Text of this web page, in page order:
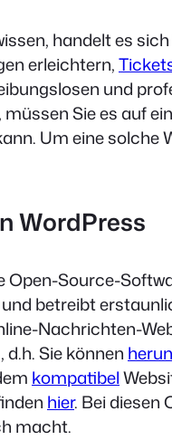
handelt es
erleichtern,
und
Sie es auf
Um eine solche
WordPress
Open-Source-
betreibt
Nachrichten-
Sie können
kompatibel
hier. Bei diesen
macht.